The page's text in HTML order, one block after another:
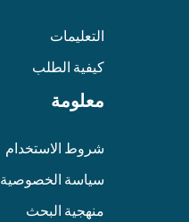
التعليمات
كيفية الطلب
معلومة
شروط الاستخدام
سياسة الخصوصية
منهجية البحث